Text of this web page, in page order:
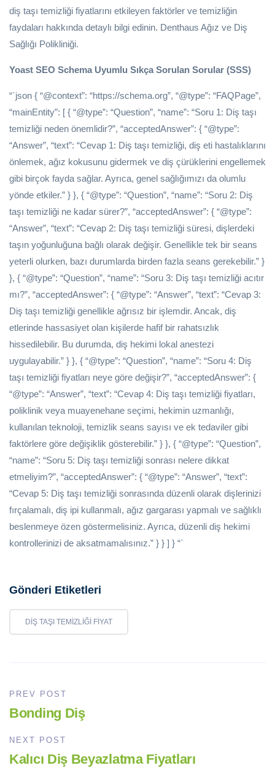
diş taşı temizliği fiyatlarını etkileyen faktörler ve temizliğin
faydaları hakkında detaylı bilgi edinin. Denthaus Ağız ve Diş
Sağlığı Polikliniği.
Yoast SEO Schema Uyumlu Sıkça Sorulan Sorular (SSS)
“`json { “@context”: “https://schema.org”, “@type”: “FAQPage”,
“mainEntity”: [ { “@type”: “Question”, “name”: “Soru 1: Diş taşı
temizliği neden önemlidir?”, “acceptedAnswer”: { “@type”:
“Answer”, “text”: “Cevap 1: Diş taşı temizliği, diş eti hastalıklarını
önlemek, ağız kokusunu gidermek ve diş çürüklerini engellemek
gibi birçok fayda sağlar. Ayrıca, genel sağlığımızı da olumlu
yönde etkiler.” } }, { “@type”: “Question”, “name”: “Soru 2: Diş
taşı temizliği ne kadar sürer?”, “acceptedAnswer”: { “@type”:
“Answer”, “text”: “Cevap 2: Diş taşı temizliği süresi, dişlerdeki
taşın yoğunluğuna bağlı olarak değişir. Genellikle tek bir seans
yeterli olurken, bazı durumlarda birden fazla seans gerekebilir.” }
}, { “@type”: “Question”, “name”: “Soru 3: Diş taşı temizliği acıtır
mı?”, “acceptedAnswer”: { “@type”: “Answer”, “text”: “Cevap 3:
Diş taşı temizliği genellikle ağrısız bir işlemdir. Ancak, diş
etlerinde hassasiyet olan kişilerde hafif bir rahatsızlık
hissedilebilir. Bu durumda, diş hekimi lokal anestezi
uygulayabilir.” } }, { “@type”: “Question”, “name”: “Soru 4: Diş
taşı temizliği fiyatları neye göre değişir?”, “acceptedAnswer”: {
“@type”: “Answer”, “text”: “Cevap 4: Diş taşı temizliği fiyatları,
poliklinik veya muayenehane seçimi, hekimin uzmanlığı,
kullanılan teknoloji, temizlik seans sayısı ve ek tedaviler gibi
faktörlere göre değişiklik gösterebilir.” } }, { “@type”: “Question”,
“name”: “Soru 5: Diş taşı temizliği sonrası nelere dikkat
etmeliyim?”, “acceptedAnswer”: { “@type”: “Answer”, “text”:
“Cevap 5: Diş taşı temizliği sonrasında düzenli olarak dişlerinizi
fırçalamalı, diş ipi kullanmalı, ağız gargarası yapmalı ve sağlıklı
beslenmeye özen göstermelisiniz. Ayrıca, düzenli diş hekimi
kontrollerinizi de aksatmamalısınız.” } } ] } “`
Gönderi Etiketleri
DIŞ TAŞI TEMIZLIĞI FIYAT
PREV POST
Bonding Diş
NEXT POST
Kalıcı Diş Beyazlatma Fiyatları